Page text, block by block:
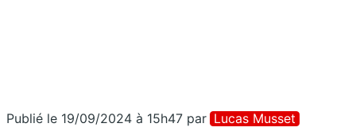
Publié le 19/09/2024 à 15h47 par Lucas Musset